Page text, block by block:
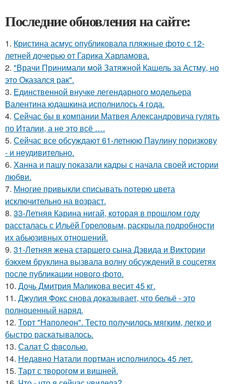
Последние обновления на сайте:
1. Кристина асмус опубликовала пляжные фото с 12-
летней дочерью от Гарика Харламова.
2. "Врачи Принимали мой Затяжной Кашель за Астму, но
это Оказался рак".
3. Единственной внучке легендарного модельера
Валентина юдашкина исполнилось 4 года.
4. Сейчас бы в компании Матвея Александровича гулять
по Италии, а не это всё ….
5. Сейчас все обсуждают 61-летнюю Паулину поризкову
- и неудивительно.
6. Ханна и пашу показали кадры с начала своей истории
любви.
7. Многие привыкли списывать потерю цвета
исключительно на возраст.
8. 33-Летняя Карина нигай, которая в прошлом году
рассталась с Ильёй Гореловым, раскрыла подробности
их абьюзивных отношений.
9. 31-Летняя жена старшего сына Дэвида и Виктории
бэкхем бруклина вызвала волну обсуждений в соцсетях
после публикации нового фото.
10. Дочь Дмитрия Маликова весит 45 кг.
11. Джулия Фокс снова доказывает, что бельё - это
полноценный наряд.
12. Торт "Наполеон". Тесто получилось мягким, легко и
быстро раскатывалось.
13. Салат C фaсoлью.
14. Недавно Натали портман исполнилось 45 лет.
15. Тарт с творогом и вишней.